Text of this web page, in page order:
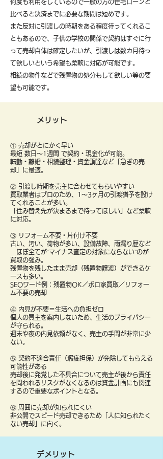
何度も利用をしているので一般の方の住宅ローンと
比べると決済までに必要な期間は短めです。
また反対に引渡しの時期をある程度待ってくれるこ
ともあるので、子供の学校の関係で契約はすぐに行
って売却自体は確定したいが、引渡しは数カ月待っ
て欲しいという希望も柔軟に対応が可能です。
​相続の物件などで残置物の処分もして欲しい等の要
望も可能です。
メリット
① 売却がとにかく早い
最短 数日〜1週間 で契約・現金化が可能。
転勤・離婚・相続整理・資金調達など「急ぎの売
却」に最適。
② 引渡し時期を売主に合わせてもらいやすい
買取業者はプロのため、1〜3ヶ月の引渡猶予を設け
てくれることが多い。
「住み替え先が決まるまで待ってほしい」など柔軟
に対応。
③ リフォーム不要・片付け不要
古い、汚い、荷物が多い、設備故障、雨漏り歴など
ほぼ全てが“マイナス査定の対象にならない”のが
買取の強み。
残置物を残したまま売却（残置物譲渡）ができるケ
ースも多い。
SEOワード例：残置物OK／ボロ家買取／リフォー
ム不要の売却
④ 内見が不要＝生活への負担ゼロ
個人の買主を案内しないため、生活のプライバシー
が守られる。
週末や夜の内見依頼がなく、売主の手間が非常に少
ない。
⑤ 契約不適合責任（瑕疵担保）が免除してもらえる
可能性がある
売却後に発覚した不具合について売主が後から責任
を問われるリスクがなくなるのは資金計画にも関連
するので重要なポイントとなる。
⑥ 周囲に売却が知られにくい
非公開でスピード売却できるため「人に知られたく
ない売却」に向く。
デメリット